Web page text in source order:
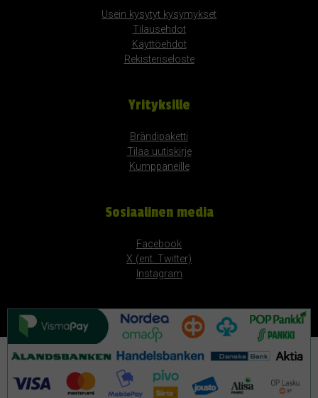
Usein kysytyt kysymykset
Tilausehdot
Käyttöehdot
Rekisteriseloste
Yrityksille
Brändipaketti
Tilaa uutiskirje
Kumppaneille
Sosiaalinen media
Facebook
X (ent. Twitter)
Instagram